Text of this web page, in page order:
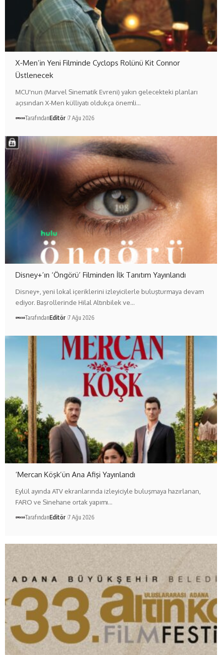
X-Men’in Yeni Filminde Cyclops Rolünü Kit Connor
Üstlenecek
MCU'nun (Marvel Sinematik Evreni) yakın gelecekteki planları
açısından X-Men külliyatı oldukça önemli…
TarafındanEditör 7 Ağu 2026
Disney+’ın ‘Öngörü’ Filminden İlk Tanıtım Yayınlandı
Disney+, yeni lokal içeriklerini izleyicilerle buluşturmaya devam
ediyor. Başrollerinde Hilal Altınbilek ve…
TarafındanEditör 7 Ağu 2026
‘Mercan Köşk’ün Ana Afişi Yayınlandı
Eylül ayında ATV ekranlarında izleyiciyle buluşmaya hazırlanan,
FARO ve Sinehane ortak yapımı…
TarafındanEditör 7 Ağu 2026